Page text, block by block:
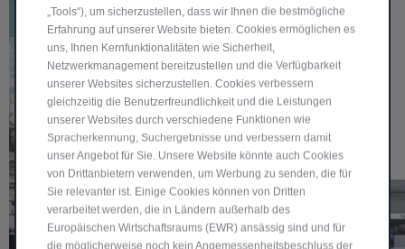
Ausstellungsraum Illustrato
Fiat
„Tools“), um sicherzustellen, dass wir Ihnen die bestmögliche
Erfahrung auf unserer Website bieten. Cookies ermöglichen es
uns, Ihnen Kernfunktionalitäten wie Sicherheit,
Netzwerkmanagement bereitzustellen und die Verfügbarkeit
unserer Websites sicherzustellen. Cookies verbessern
gleichzeitig die Benutzerfreundlichkeit und die Leistungen
unserer Websites durch verschiedene Funktionen wie
Spracherkennung, Suchergebnisse und verbessern damit
unser Angebot für Sie. Unsere Website könnte auch Cookies
von Drittanbietern verwenden, um Werbung zu senden, die für
Sie relevanter ist. Einige Cookies können von Dritten
verarbeitet werden, die in Ländern außerhalb des
Europäischen Wirtschaftsraums (EWR) ansässig sind und für
die möglicherweise noch kein Angemessenheitsbeschluss der